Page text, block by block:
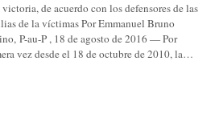
de acuerdo con los defensores de las
de la víctimas Por Emmanuel Bruno
P-au-P , 18 de agosto de 2016 — Por
vez desde el 18 de octubre de 2010, la…